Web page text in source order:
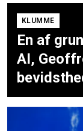
KLUMME
En af
AI,